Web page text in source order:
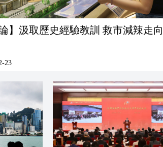
論】汲取歷史經驗教訓 救市減辣走
23